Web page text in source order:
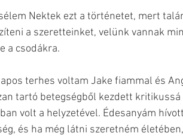
Nektek ezt a történetet, mert
a szeretteinket, velünk vannak
a csodákra.
terhes voltam Jake fiammal és
tartó betegségből kezdett
volt a helyzetével. Édesanyám
és ha még látni szeretném